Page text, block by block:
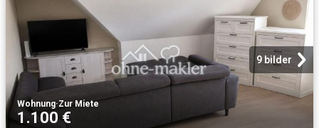
9 bilder
Wohnung·Zur Miete
1.100 €